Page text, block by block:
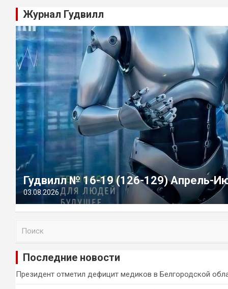
Журнал Гудвилл
Гудвилл № 16-19 (126-129) Апрель-
03.08.2026
и
Последние новости
Президент отметил дефицит медиков в Белгородской